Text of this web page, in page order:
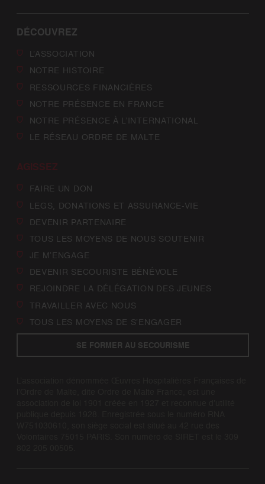
DÉCOUVREZ
L’ASSOCIATION
NOTRE HISTOIRE
RESSOURCES FINANCIÈRES
NOTRE PRÉSENCE EN FRANCE
NOTRE PRÉSENCE À L’INTERNATIONAL
LE RÉSEAU ORDRE DE MALTE
AGISSEZ
FAIRE UN DON
LEGS, DONATIONS ET ASSURANCE-VIE
DEVENIR PARTENAIRE
TOUS LES MOYENS DE NOUS SOUTENIR
JE M’ENGAGE
DEVENIR SECOURISTE BÉNÉVOLE
REJOINDRE LA DÉLÉGATION DES JEUNES
TRAVAILLER AVEC NOUS
TOUS LES MOYENS DE S’ENGAGER
SE FORMER AU SECOURISME